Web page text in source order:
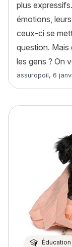
plus
émotions,
ceux-ci se
question. Mais
les gens ? On
Article rédigé par
assuropoil, 6